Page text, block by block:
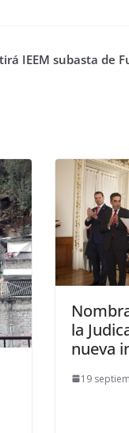
IEEM subasta de
la
nueva
19